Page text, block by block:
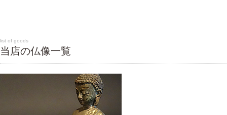
list of goods
当店の仏像一覧